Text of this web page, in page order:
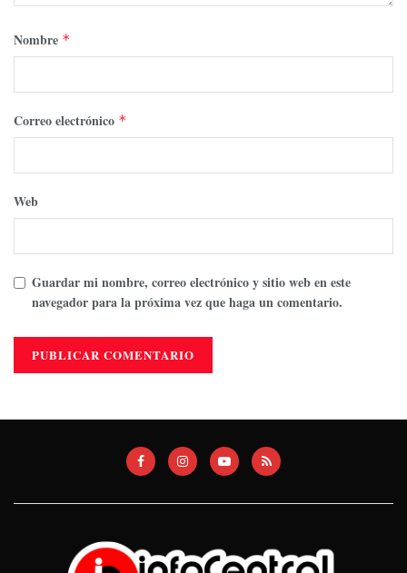
Nombre *
Correo electrónico *
Web
Guardar mi nombre, correo electrónico y sitio web en este
navegador para la próxima vez que haga un comentario.